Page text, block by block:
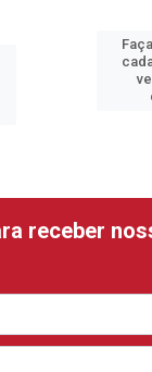
receber